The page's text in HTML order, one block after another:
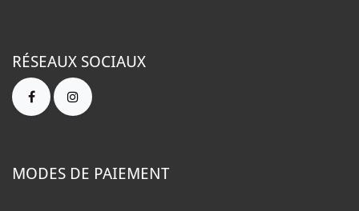
RÉSEAUX SOCIAUX
MODES DE PAIEMENT